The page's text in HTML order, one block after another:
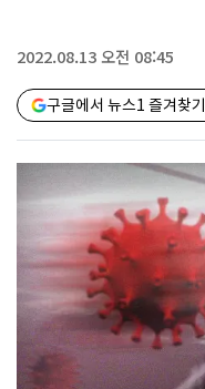
2022.08.13 오전 08:45
구글에서 뉴스1 즐겨찾기